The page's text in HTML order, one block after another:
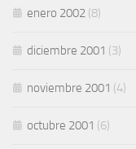
enero 2002 (8)
diciembre 2001 (3)
noviembre 2001 (4)
octubre 2001 (6)